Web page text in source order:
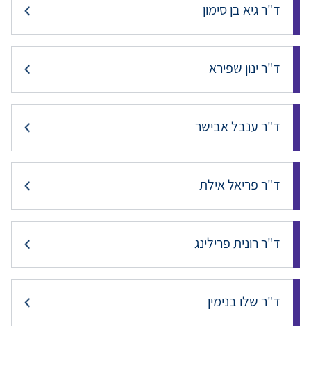
ד"ר גיא בן סימון
ד"ר ינון שפירא
ד"ר ענבל אבישר
ד"ר פריאל אילת
ד"ר רונית פרילינג
ד"ר שלו בנימין